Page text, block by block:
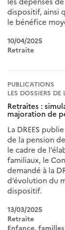
dispositif, ainsi
le bénéfice
10/04/2025
Retraite
PUBLICATIONS
LES DOSSIERS
Retraites :
majoration de
La DREES
de la pension
le cadre de
familiaux, le
demandé à la
d’évolution du
dispositif.
13/03/2025
Retraite